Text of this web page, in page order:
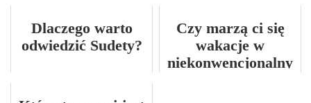
Dlaczego warto
odwiedzić Sudety?
Czy marzą ci się
wakacje w
niekonwencjonalny